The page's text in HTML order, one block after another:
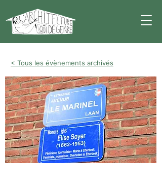
< Tous les évènements archivés